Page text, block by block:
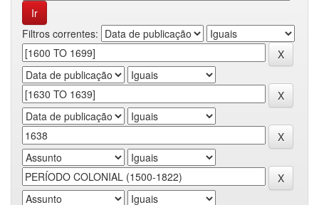
Filtros correntes: